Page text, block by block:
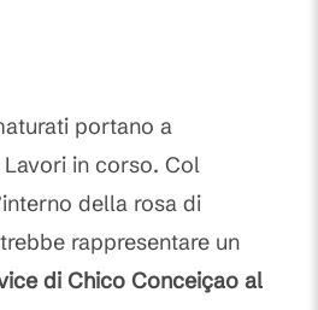
portano a
in corso. Col
della rosa di
rappresentare un
di Chico Conceiçao al